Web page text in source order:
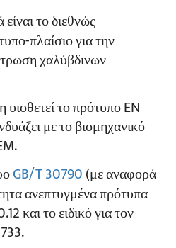
στο πεδίο μετά την έξοδο
εργοστάσιο;το διεθνώς
πλαίσιο για την
χαλύβδινων
το πρότυπο EN
με το βιομηχανικό
GB/T 30790(με αναφορά
ανεπτυγμένα πρότυπα
και το ειδικό για τον